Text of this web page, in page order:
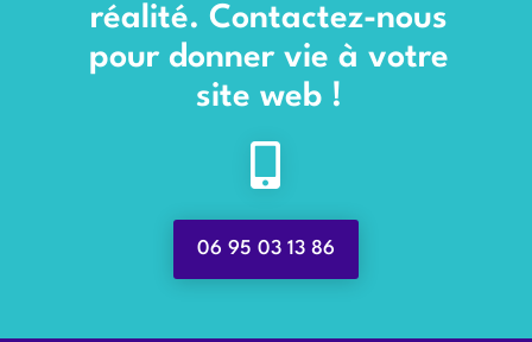
réalité. Contactez-nous
pour donner vie à votre
site web !

06 95 03 13 86